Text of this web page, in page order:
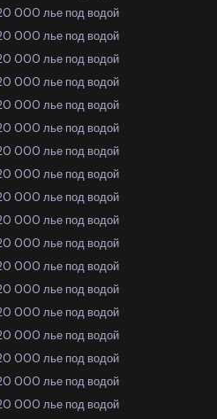
000 лье под водой
000 лье под водой
000 лье под водой
000 лье под водой
000 лье под водой
000 лье под водой
000 лье под водой
000 лье под водой
000 лье под водой
000 лье под водой
000 лье под водой
000 лье под водой
000 лье под водой
000 лье под водой
000 лье под водой
000 лье под водой
000 лье под водой
000 лье под водой